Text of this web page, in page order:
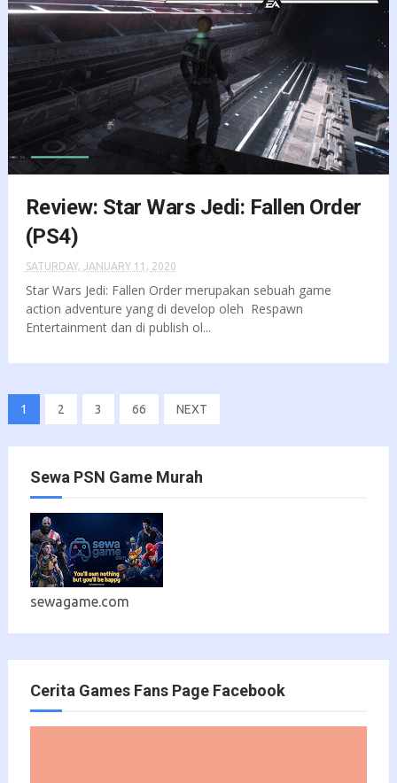
Review: Star Wars Jedi: Fallen Order
(PS4)
SATURDAY, JANUARY 11, 2020
Star Wars Jedi: Fallen Order merupakan sebuah game
action adventure yang di develop oleh Respawn
Entertainment dan di publish ol...
1 2 3 66 NEXT
Sewa PSN Game Murah
sewagame.com
Cerita Games Fans Page Facebook